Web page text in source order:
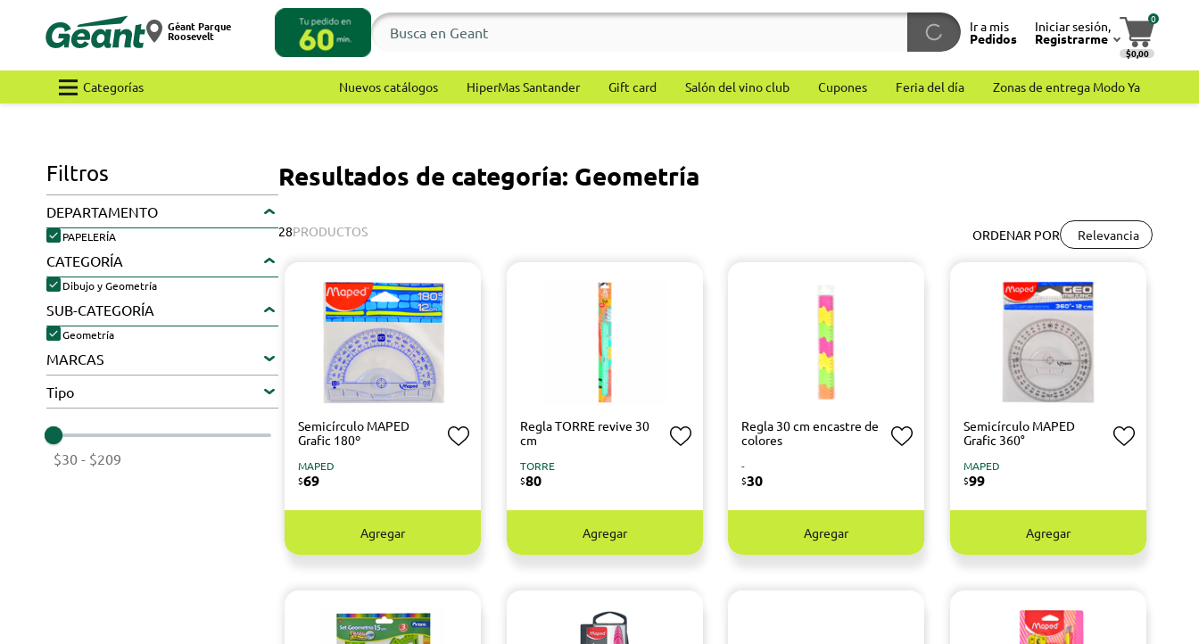
Géant Parque
Roosevelt
Ir a mis
Pedidos
Iniciar sesión,
Registrarme
0
$0,00
Categorías Nuevos catálogos HiperMas Santander Gift card Salón del vino club Cupones Feria del día Zonas de entrega Modo Ya
Filtros
DEPARTAMENTO
PAPELERÍA
CATEGORÍA
Dibujo y Geometría
SUB-CATEGORÍA
Geometría
MARCAS
Tipo
$30 - $209
Resultados de categoría: Geometría
ORDENAR POR Relevancia
28PRODUCTOS
Semicírculo MAPED
Grafic 180º
MAPED
$69
Agregar
Regla TORRE revive 30
cm
TORRE
$80
Agregar
Regla 30 cm encastre de
colores
-
$30
Agregar
Semicírculo MAPED
Grafic 360°
MAPED
$99
Agregar